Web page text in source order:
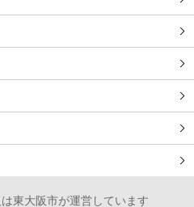
東大阪市が運営しています